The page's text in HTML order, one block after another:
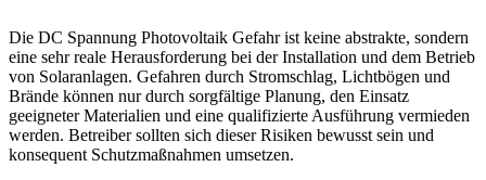
Die DC Spannung Photovoltaik Gefahr ist keine abstrakte, sondern
eine sehr reale Herausforderung bei der Installation und dem Betrieb
von Solaranlagen. Gefahren durch Stromschlag, Lichtbögen und
Brände können nur durch sorgfältige Planung, den Einsatz
geeigneter Materialien und eine qualifizierte Ausführung vermieden
werden. Betreiber sollten sich dieser Risiken bewusst sein und
konsequent Schutzmaßnahmen umsetzen.